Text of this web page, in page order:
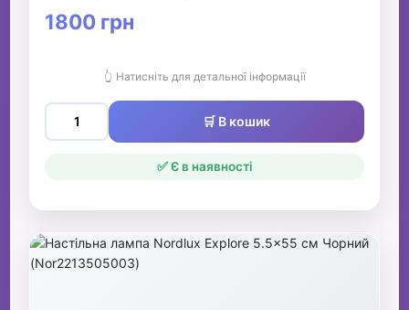
1800 грн
👆 Натисніть для детальної інформації
🛒 В кошик
✅ Є в наявності